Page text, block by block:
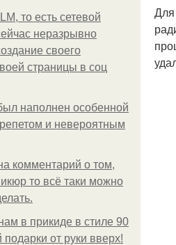
то есть сетевой
неразрывно
своего
страницы в соц
наполнен особенной
и невероятным
комментарий о том,
то всё таки можно
в прикиде в стиле 90
подарки от руки вверх!
Для